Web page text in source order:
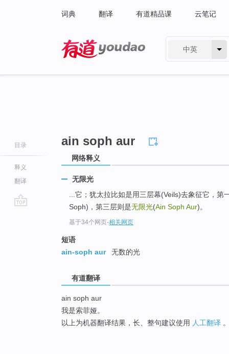
词典 翻译 有道精品课 云笔记
中英
目录
释义
翻译
ain soph aur
网络释义
无限光
...它；犹太拉比如是用三层幕(Veils)去象征它，
Soph)，第三层则是无限光(Ain Soph Aur)。
基于34个网页-相关网页
短语
ain-soph aur
无数的光
有道翻译
ain soph aur
我是索菲娅。
以上为机器翻译结果，长、整句建议使用 人工翻译